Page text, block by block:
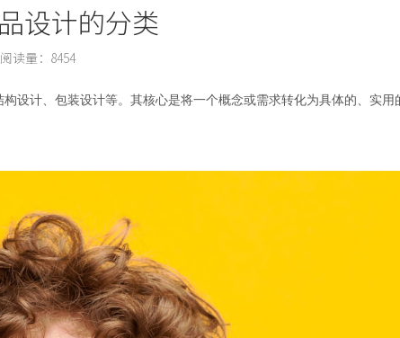
设计的分类
阅读量： 8454
设计、包装设计等。其核心是将一个概念或需求转化为具体的、实